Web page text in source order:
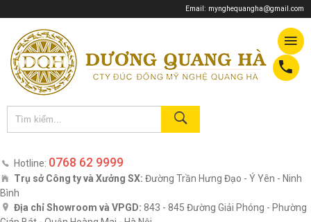
Email: mynghequangha@gmail.com
Hotline: 0768 62 9999
Trụ sở Công ty và Xưởng SX: Đường Trần Hưng Đạo - Ý Yên - Ninh
Bình
Địa chỉ Showroom và VPGD: 843 - 845 Đường Giải Phóng - Phường